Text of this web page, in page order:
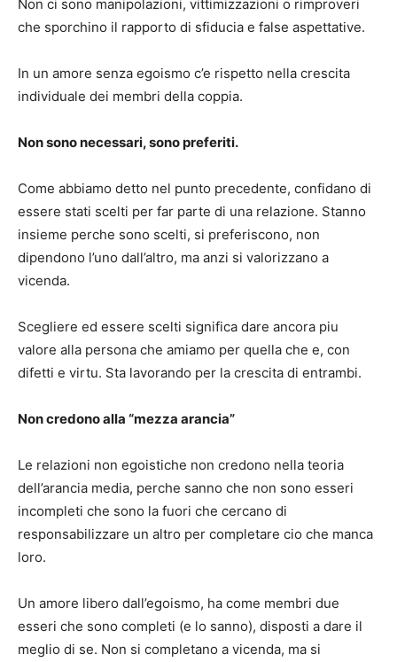
Non ci sono manipolazioni, vittimizzazioni o rimproveri
che sporchino il rapporto di sfiducia e false aspettative.
In un amore senza egoismo c’e rispetto nella crescita
individuale dei membri della coppia.
Non sono necessari, sono preferiti.
Come abbiamo detto nel punto precedente, confidano di
essere stati scelti per far parte di una relazione. Stanno
insieme perche sono scelti, si preferiscono, non
dipendono l’uno dall’altro, ma anzi si valorizzano a
vicenda.
Scegliere ed essere scelti significa dare ancora piu
valore alla persona che amiamo per quella che e, con
difetti e virtu. Sta lavorando per la crescita di entrambi.
Non credono alla “mezza arancia”
Le relazioni non egoistiche non credono nella teoria
dell’arancia media, perche sanno che non sono esseri
incompleti che sono la fuori che cercano di
responsabilizzare un altro per completare cio che manca
loro.
Un amore libero dall’egoismo, ha come membri due
esseri che sono completi (e lo sanno), disposti a dare il
meglio di se. Non si completano a vicenda, ma si